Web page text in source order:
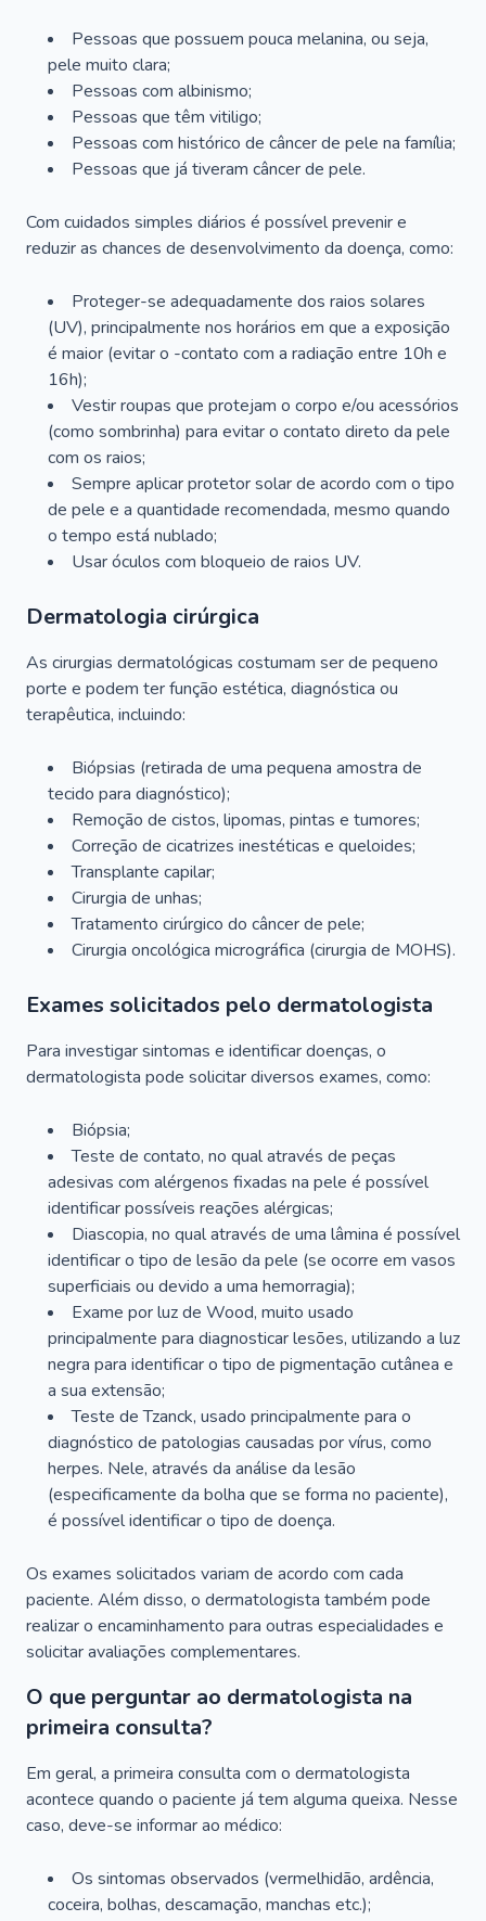
Pessoas que possuem pouca melanina, ou seja,
pele muito clara;
Pessoas com albinismo;
Pessoas que têm vitiligo;
Pessoas com histórico de câncer de pele na família;
Pessoas que já tiveram câncer de pele.
Com cuidados simples diários é possível prevenir e
reduzir as chances de desenvolvimento da doença, como:
Proteger-se adequadamente dos raios solares
(UV), principalmente nos horários em que a exposição
é maior (evitar o -contato com a radiação entre 10h e
16h);
Vestir roupas que protejam o corpo e/ou acessórios
(como sombrinha) para evitar o contato direto da pele
com os raios;
Sempre aplicar protetor solar de acordo com o tipo
de pele e a quantidade recomendada, mesmo quando
o tempo está nublado;
Usar óculos com bloqueio de raios UV.
Dermatologia cirúrgica
As cirurgias dermatológicas costumam ser de pequeno
porte e podem ter função estética, diagnóstica ou
terapêutica, incluindo:
Biópsias (retirada de uma pequena amostra de
tecido para diagnóstico);
Remoção de cistos, lipomas, pintas e tumores;
Correção de cicatrizes inestéticas e queloides;
Transplante capilar;
Cirurgia de unhas;
Tratamento cirúrgico do câncer de pele;
Cirurgia oncológica micrográfica (cirurgia de MOHS).
Exames solicitados pelo dermatologista
Para investigar sintomas e identificar doenças, o
dermatologista pode solicitar diversos exames, como:
Biópsia;
Teste de contato, no qual através de peças
adesivas com alérgenos fixadas na pele é possível
identificar possíveis reações alérgicas;
Diascopia, no qual através de uma lâmina é possível
identificar o tipo de lesão da pele (se ocorre em vasos
superficiais ou devido a uma hemorragia);
Exame por luz de Wood, muito usado
principalmente para diagnosticar lesões, utilizando a luz
negra para identificar o tipo de pigmentação cutânea e
a sua extensão;
Teste de Tzanck, usado principalmente para o
diagnóstico de patologias causadas por vírus, como
herpes. Nele, através da análise da lesão
(especificamente da bolha que se forma no paciente),
é possível identificar o tipo de doença.
Os exames solicitados variam de acordo com cada
paciente. Além disso, o dermatologista também pode
realizar o encaminhamento para outras especialidades e
solicitar avaliações complementares.
O que perguntar ao dermatologista na
primeira consulta?
Em geral, a primeira consulta com o dermatologista
acontece quando o paciente já tem alguma queixa. Nesse
caso, deve-se informar ao médico:
Os sintomas observados (vermelhidão, ardência,
coceira, bolhas, descamação, manchas etc.);